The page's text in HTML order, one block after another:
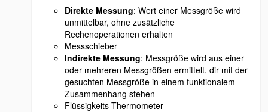
Direkte Messung: Wert einer Messgröße wird
unmittelbar, ohne zusätzliche
Rechenoperationen erhalten
Messschieber
Indirekte Messung: Messgröße wird aus einer
oder mehreren Messgrößen ermittelt, dir mit der
gesuchten Messgröße in einem funktionalem
Zusammenhang stehen
Flüssigkeits-Thermometer